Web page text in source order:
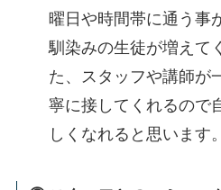
曜日や時間帯に通う事
馴染みの生徒が増えて
た、スタッフや講師が
寧に接してくれるので
しくなれると思います。